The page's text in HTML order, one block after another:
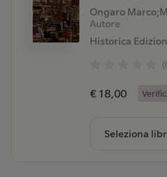
Ongaro
Autore
Historica
€ 18,00
Seleziona